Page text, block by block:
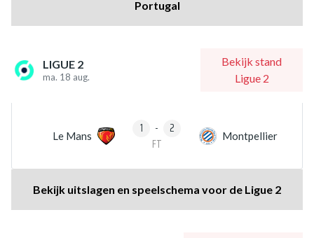
Portugal
LIGUE 2
ma. 18 aug.
Bekijk stand
Ligue 2
Le Mans 1 -
2
FT
Montpellier
Bekijk uitslagen en speelschema voor de Ligue 2